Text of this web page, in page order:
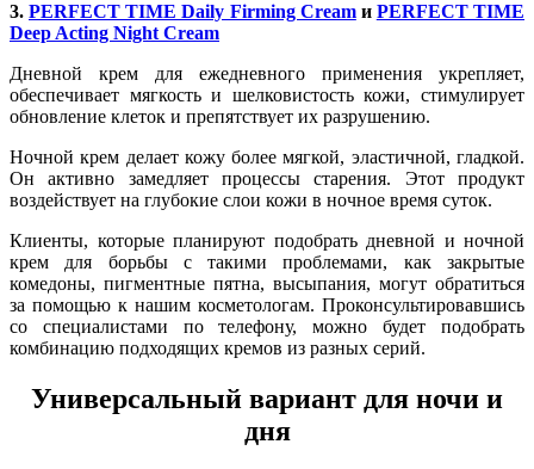
3.PERFECT TIME Daily Firming Creamи PERFECT TIME
Deep Acting Night Cream
Дневной крем для ежедневного применения укрепляет,
обеспечивает мягкость и шелковистость кожи, стимулирует
обновление клеток и препятствует их разрушению.
Ночной крем делает кожу более мягкой, эластичной, гладкой.
Он активно замедляет процессы старения. Этот продукт
воздействует на глубокие слои кожи в ночное время суток.
Клиенты, которые планируют подобрать дневной и ночной
крем для борьбы с такими проблемами, как закрытые
комедоны, пигментные пятна, высыпания, могут обратиться
за помощью к нашим косметологам. Проконсультировавшись
со специалистами по телефону, можно будет подобрать
комбинацию подходящих кремов из разных серий.
Универсальный вариант для ночи и
дня